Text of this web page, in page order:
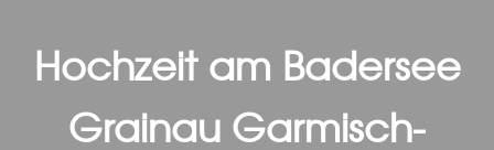
Hochzeit am Badersee
Grainau Garmisch-